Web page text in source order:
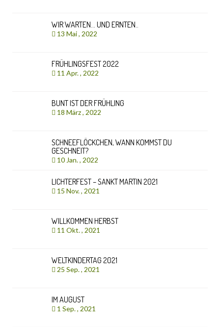
WIR WARTEN… UND ERNTEN..
13 Mai , 2022
FRÜHLINGSFEST 2022
11 Apr. , 2022
BUNT IST DER FRÜHLING
18 März , 2022
SCHNEEFLÖCKCHEN, WANN KOMMST DU
GESCHNEIT?
10 Jan. , 2022
LICHTERFEST – SANKT MARTIN 2021
15 Nov. , 2021
WILLKOMMEN HERBST
11 Okt. , 2021
WELTKINDERTAG 2021
25 Sep. , 2021
IM AUGUST
1 Sep. , 2021